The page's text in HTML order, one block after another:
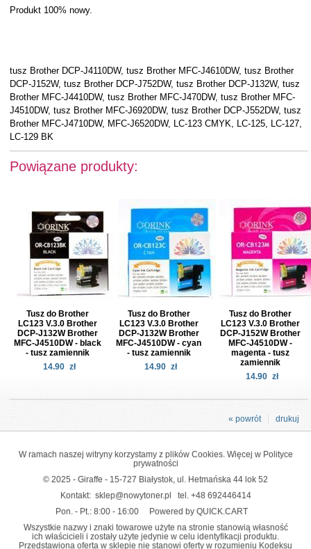
Produkt 100% nowy.
tusz Brother DCP-J4110DW, tusz Brother MFC-J4610DW, tusz Brother
DCP-J152W, tusz Brother DCP-J752DW, tusz Brother DCP-J132W, tusz
Brother MFC-J4410DW, tusz Brother MFC-J470DW, tusz Brother MFC-
J4510DW, tusz Brother MFC-J6920DW, tusz Brother DCP-J552DW, tusz
Brother MFC-J4710DW, MFC-J6520DW, LC-123 CMYK, LC-125, LC-127,
LC-129 BK
Powiązane produkty:
Tusz do Brother
LC123 V.3.0 Brother
DCP-J132W Brother
MFC-J4510DW - black
- tusz zamiennik
14.90 zł
Tusz do Brother
LC123 V.3.0 Brother
DCP-J132W Brother
MFC-J4510DW - cyan
- tusz zamiennik
14.90 zł
Tusz do Brother
LC123 V.3.0 Brother
DCP-J152W Brother
MFC-J4510DW -
magenta - tusz
zamiennik
14.90 zł
drukuj
« powrót
W ramach naszej witryny korzystamy z plików Cookies. Więcej w Polityce
prywatności
© 2025 - Giraffe - 15-727 Białystok, ul. Hetmańska 44 lok 52
Kontakt: sklep@nowytoner.pl tel. +48 692446414
Pon. - Pt.: 8:00 - 16:00
Powered by QUICK.CART
Wszystkie nazwy i znaki towarowe użyte na stronie stanowią własność
ich właścicieli i zostały użyte jedynie w celu identyfikacji produktu.
Przedstawiona oferta w sklepie nie stanowi oferty w rozumieniu Kodeksu